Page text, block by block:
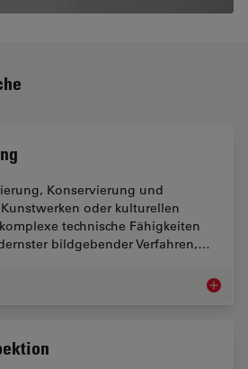
Konservierung und
oder kulturellen
technische Fähigkeiten
bildgebender Verfahren,…